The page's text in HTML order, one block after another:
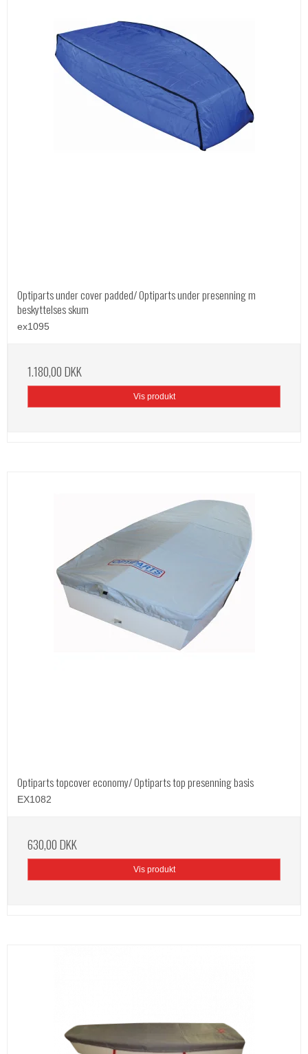
Optiparts under cover padded/ Optiparts under presenning m
beskyttelses skum
ex1095
1.180,00 DKK
Vis produkt
Optiparts topcover economy/ Optiparts top presenning basis
EX1082
630,00 DKK
Vis produkt